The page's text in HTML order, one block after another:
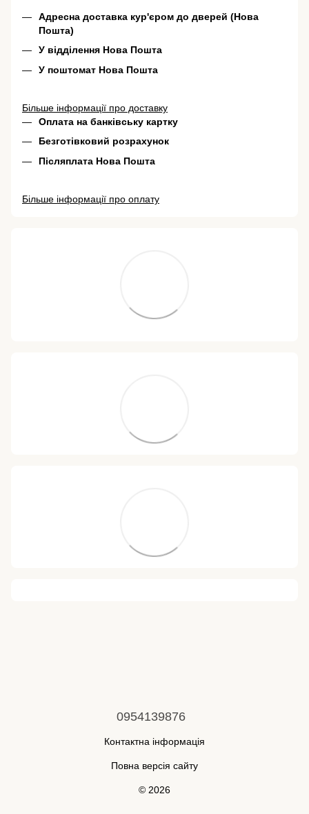
Адресна доставка кур'єром до дверей (Нова
Пошта)
У відділення Нова Пошта
У поштомат Нова Пошта
Більше інформації про доставку
Оплата на банківську картку
Безготівковий розрахунок
Післяплата Нова Пошта
Більше інформації про оплату
0954139876
Контактна інформація
Повна версія сайту
© 2026